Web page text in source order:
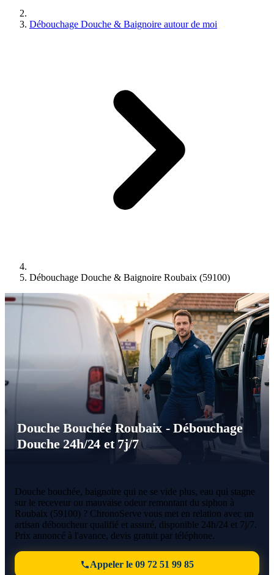
Débouchage Douche & Baignoire autour de moi
Débouchage Douche & Baignoire Roubaix (59100)
Douche Bouchée Roubaix - Débouchage
Douche 24h/24 et 7j/7
Douche bouchée, baignoire qui ne se vide plus, eau qui stagne
sur le receveur ou mauvaise odeur remontant du siphon à
Roubaix (59100) ? ChronoServe vous met en relation avec un
artisan déboucheur qualifié et assuré, disponible 24h/24 et 7j/7.
Prix annoncé à l'avance, devis gratuit par téléphone.
Appeler le 09 72 51 99 85